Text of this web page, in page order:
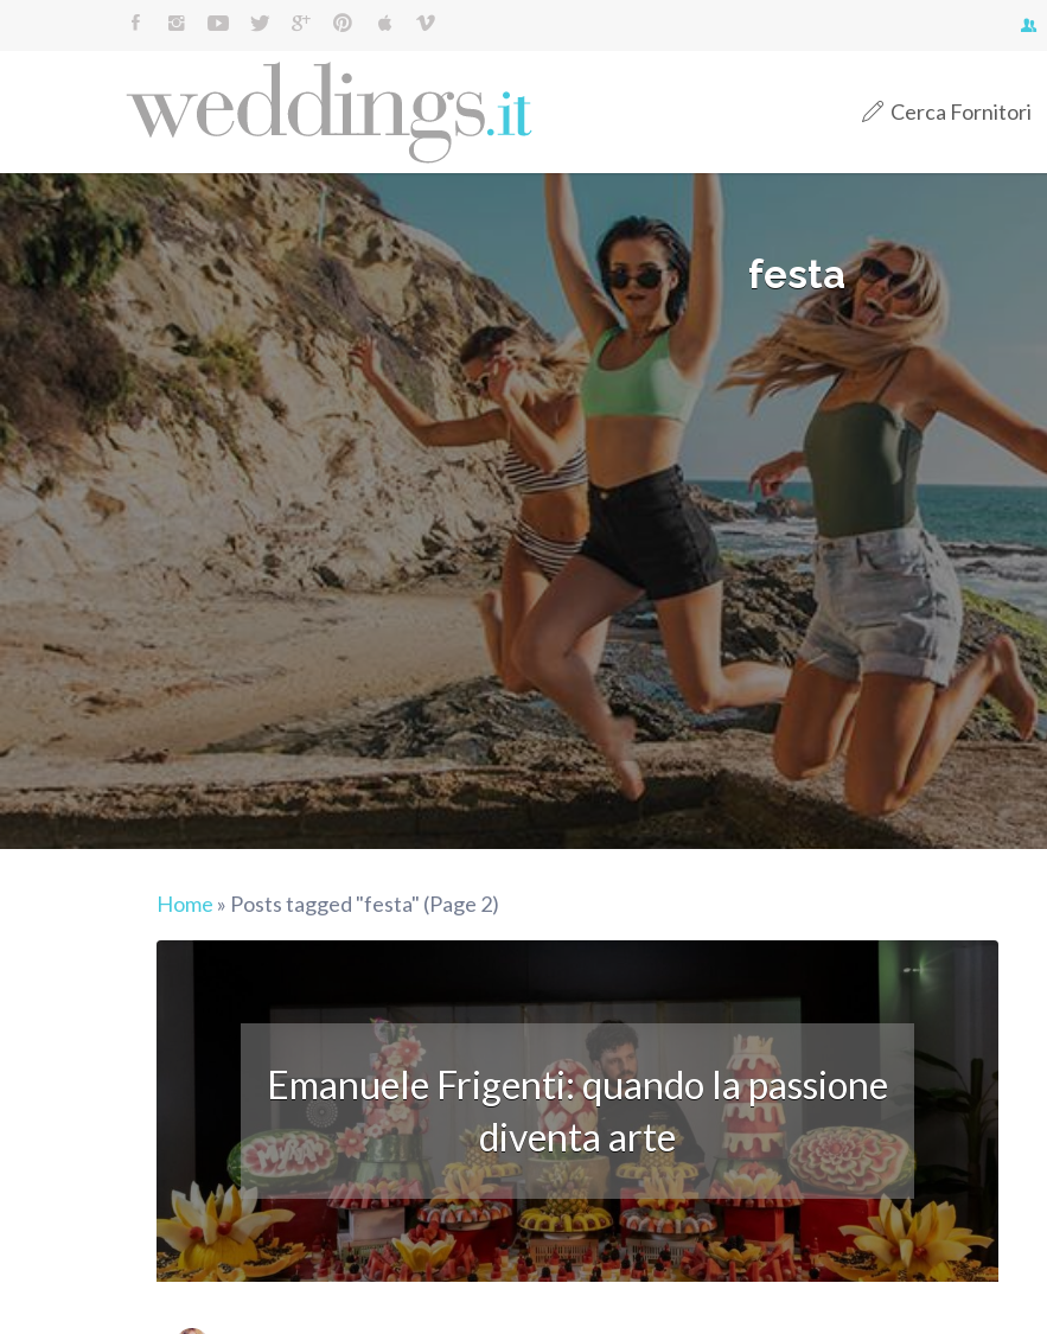
Cerca Fornitori
Cerca:
festa
Home » Posts tagged "festa" (Page 2)
Emanuele Frigenti: quando la passione
diventa arte